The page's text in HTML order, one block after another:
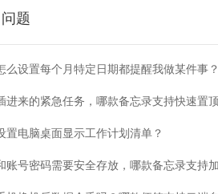
题
么设置每个月特定日期都提醒我做某件事？
置电脑桌面显示工作计划清单？